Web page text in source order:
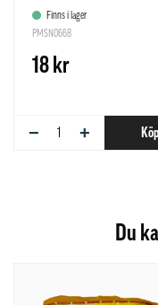
Finns i lager
PMSN0668
18 kr
− + Köp
Du